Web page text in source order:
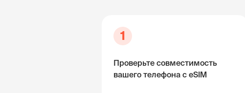
1
Проверьте совместимость
вашего телефона с eSIM